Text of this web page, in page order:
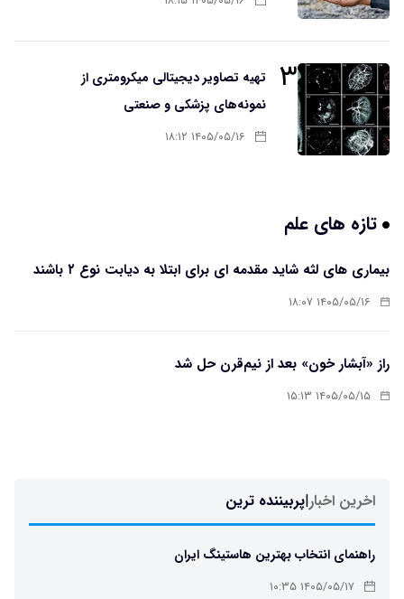
۳
تهیه تصاویر دیجیتالی میکرومتری از
نمونه‌های پزشکی و صنعتی
۱۴۰۵/۰۵/۱۶ ۱۸:۱۲
تازه های علم
بیماری های لثه شاید مقدمه ای برای ابتلا به دیابت نوع ۲ باشند
۱۴۰۵/۰۵/۱۶ ۱۸:۰۷
راز «آبشار خون» بعد از نیم‌قرن حل شد
۱۴۰۵/۰۵/۱۵ ۱۵:۱۳
اخرین اخبار|پربیننده ترین
راهنمای انتخاب بهترین هاستینگ ایران
۱۴۰۵/۰۵/۱۷ ۱۰:۳۵